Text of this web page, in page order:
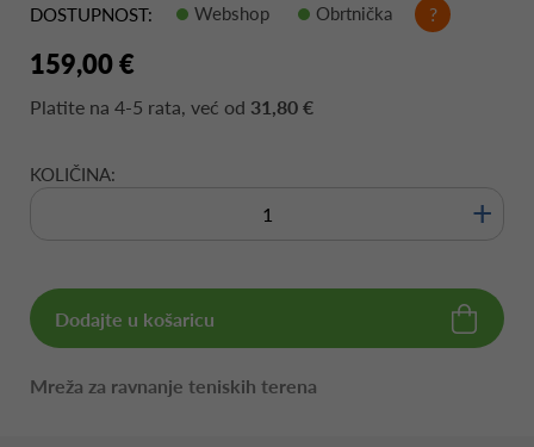
DOSTUPNOST:
Webshop Obrtnička ?
159,00 €
Platite na 4-5 rata, već od 31,80 €
KOLIČINA:
+
Dodajte u košaricu
Mreža za ravnanje teniskih terena